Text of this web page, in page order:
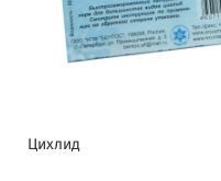
Цихлид